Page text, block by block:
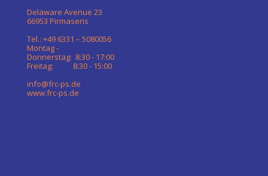
Delaware Avenue 23
66953 Pirmasens
Tel.: +49 6331 – 5080056
Montag -
Donnerstag: 8:30 - 17:00
Freitag: 8:30 - 15:00
info@frc-ps.de
www.frc-ps.de